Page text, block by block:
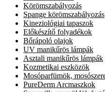
Körömszabályozás
Spange körömszabályozás
Kineziológiai tapaszok
Előkészítő folyadékok
Bőrápoló olajok
UV manikűrös lámpák
Asztali manikűrös lámpák
Kozmetikai eszközök
Mosóparfümök,
PureDerm Arcmaszkok